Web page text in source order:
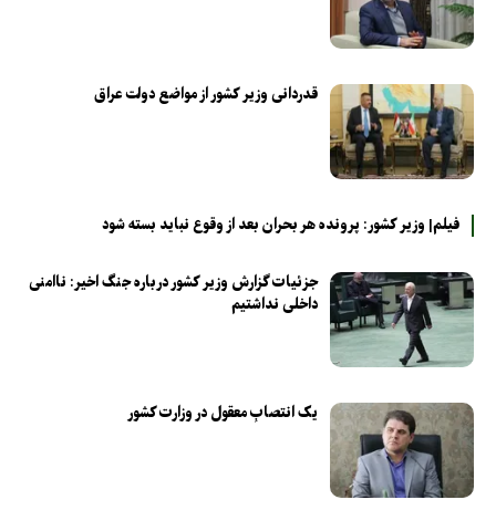
قدردانی وزیر کشور از مواضع دولت عراق
فیلم| وزیر کشور: پرونده هر بحران بعد از وقوع نباید بسته شود
جزئیات گزارش وزیر کشور درباره جنگ اخیر: ناامنی
داخلی نداشتیم
یک انتصابِ معقول در وزارت کشور